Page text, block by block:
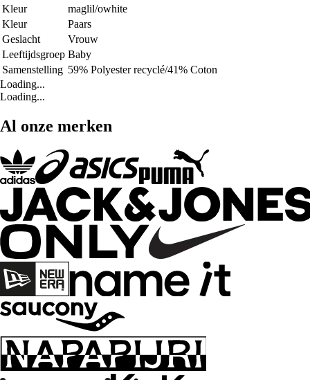
Kleur
maglil/owhite
Kleur
Paars
Geslacht
Vrouw
Leeftijdsgroep Baby
Samenstelling 59% Polyester recyclé/41% Coton
Loading...
Loading...
Al onze merken